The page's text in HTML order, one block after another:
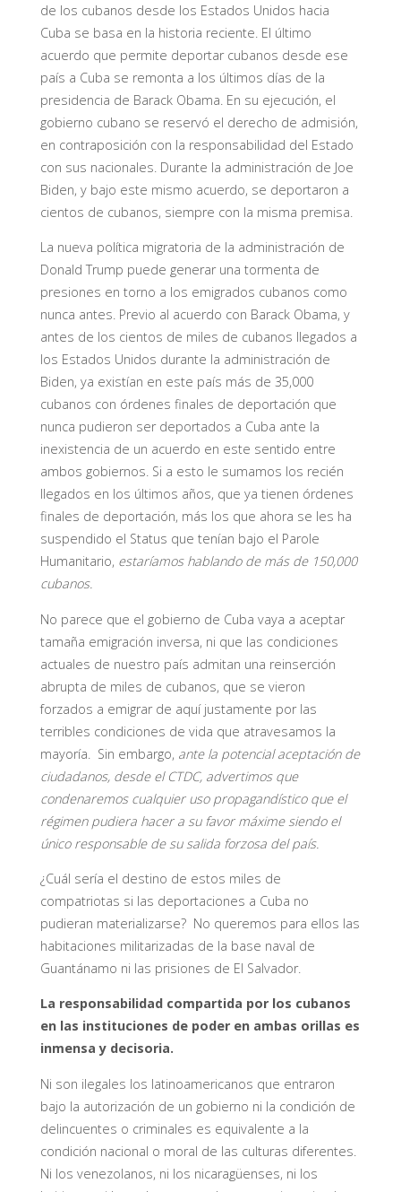
de los cubanos desde los Estados Unidos hacia
Cuba se basa en la historia reciente. El último
acuerdo que permite deportar cubanos desde ese
país a Cuba se remonta a los últimos días de la
presidencia de Barack Obama. En su ejecución, el
gobierno cubano se reservó el derecho de admisión,
en contraposición con la responsabilidad del Estado
con sus nacionales. Durante la administración de Joe
Biden, y bajo este mismo acuerdo, se deportaron a
cientos de cubanos, siempre con la misma premisa.
La nueva política migratoria de la administración de
Donald Trump puede generar una tormenta de
presiones en torno a los emigrados cubanos como
nunca antes. Previo al acuerdo con Barack Obama, y
antes de los cientos de miles de cubanos llegados a
los Estados Unidos durante la administración de
Biden, ya existían en este país más de 35,000
cubanos con órdenes finales de deportación que
nunca pudieron ser deportados a Cuba ante la
inexistencia de un acuerdo en este sentido entre
ambos gobiernos. Si a esto le sumamos los recién
llegados en los últimos años, que ya tienen órdenes
finales de deportación, más los que ahora se les ha
suspendido el Status que tenían bajo el Parole
Humanitario, estaríamos hablando de más de 150,000
cubanos.
No parece que el gobierno de Cuba vaya a aceptar
tamaña emigración inversa, ni que las condiciones
actuales de nuestro país admitan una reinserción
abrupta de miles de cubanos, que se vieron
forzados a emigrar de aquí justamente por las
terribles condiciones de vida que atravesamos la
mayoría. Sin embargo, ante la potencial aceptación de
ciudadanos, desde el CTDC, advertimos que
condenaremos cualquier uso propagandístico que el
régimen pudiera hacer a su favor máxime siendo el
único responsable de su salida forzosa del país.
¿Cuál sería el destino de estos miles de
compatriotas si las deportaciones a Cuba no
pudieran materializarse? No queremos para ellos las
habitaciones militarizadas de la base naval de
Guantánamo ni las prisiones de El Salvador.
La responsabilidad compartida por los cubanos
en las instituciones de poder en ambas orillas es
inmensa y decisoria.
Ni son ilegales los latinoamericanos que entraron
bajo la autorización de un gobierno ni la condición de
delincuentes o criminales es equivalente a la
condición nacional o moral de las culturas diferentes.
Ni los venezolanos, ni los nicaragüenses, ni los